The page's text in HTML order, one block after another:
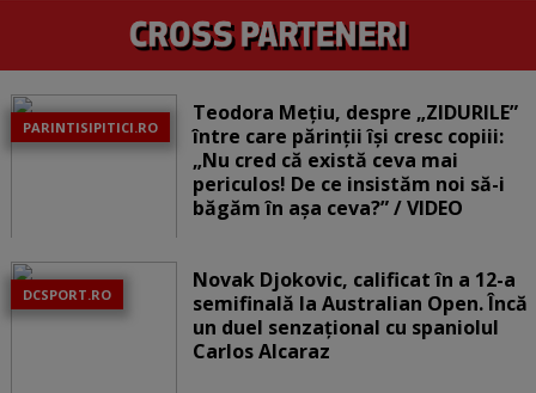
PARINTISIPITICI.RO
Teodora Mețiu, despre „ZIDURILE”
între care părinții își cresc copiii:
„Nu cred că există ceva mai
periculos! De ce insistăm noi să-i
băgăm în așa ceva?” / VIDEO
DCSPORT.RO
Novak Djokovic, calificat în a 12-a
semifinală la Australian Open. Încă
un duel senzațional cu spaniolul
Carlos Alcaraz